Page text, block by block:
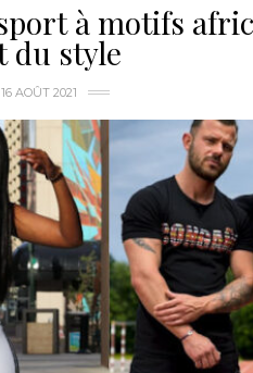
à motifs
du style
16 AOÛT 2021